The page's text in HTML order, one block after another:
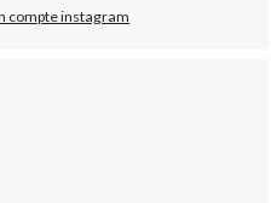
compte instagram